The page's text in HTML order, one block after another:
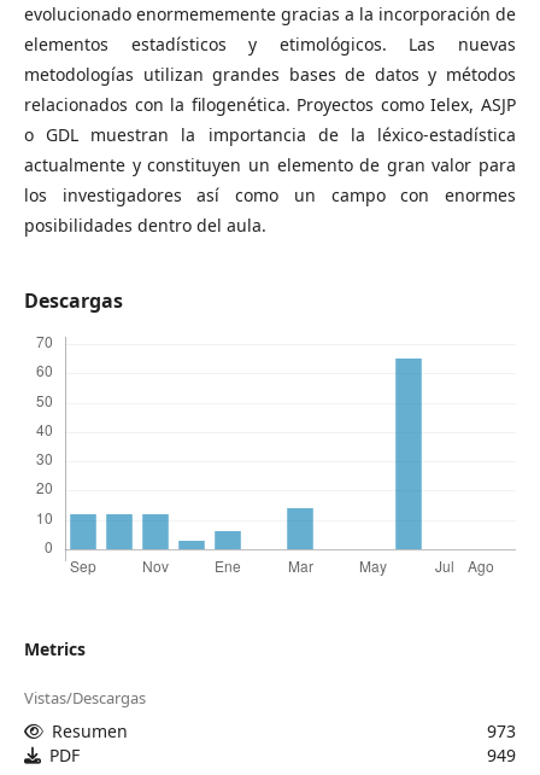
evolucionado enormememente gracias a la incorporación de
elementos estadísticos y etimológicos. Las nuevas
metodologías utilizan grandes bases de datos y métodos
relacionados con la filogenética. Proyectos como Ielex, ASJP
o GDL muestran la importancia de la léxico-estadística
actualmente y constituyen un elemento de gran valor para
los investigadores así como un campo con enormes
posibilidades dentro del aula.
Descargas
Metrics
Vistas/Descargas
Resumen
973
PDF
949